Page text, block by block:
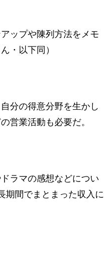
ップや陳列方法をメモ
・以下同）
分の得意分野を生かし
営業活動も必要だ。
ラマの感想などについ
期間でまとまった収入に